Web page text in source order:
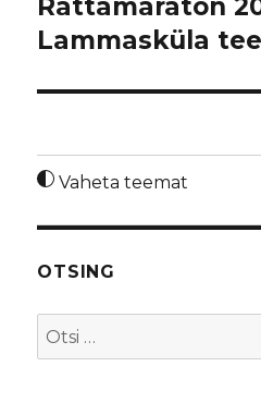
Rattamaraton
Lammasküla
Vaheta teemat
OTSING
Otsi: